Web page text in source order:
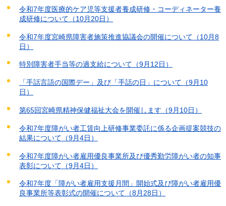
令和7年度医療的ケア児等支援者養成研修・コーディネーター養
成研修について（10月20日）
令和7年度宮崎県障害者施策推進協議会の開催について（10月8
日）
特別障害者手当等の過支給について（9月12日）
「手話言語の国際デー」及び「手話の日」について（9月10
日）
第65回宮崎県精神保健福祉大会を開催します（9月10日）
令和7年度障がい者工賃向上研修事業委託に係る企画提案競技の
結果について（9月4日）
令和7年度障がい者雇用優良事業所及び優秀勤労障がい者の知事
表彰について（9月4日）
令和7年度「障がい者雇用支援月間」開始式及び障がい者雇用優
良事業所等表彰式の開催について（8月28日）